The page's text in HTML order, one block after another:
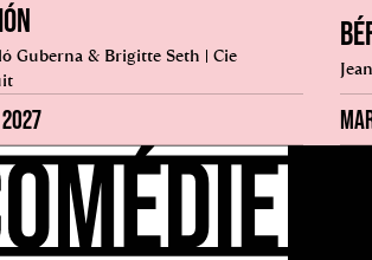
Guberna & Brigitte Seth | Cie
2027